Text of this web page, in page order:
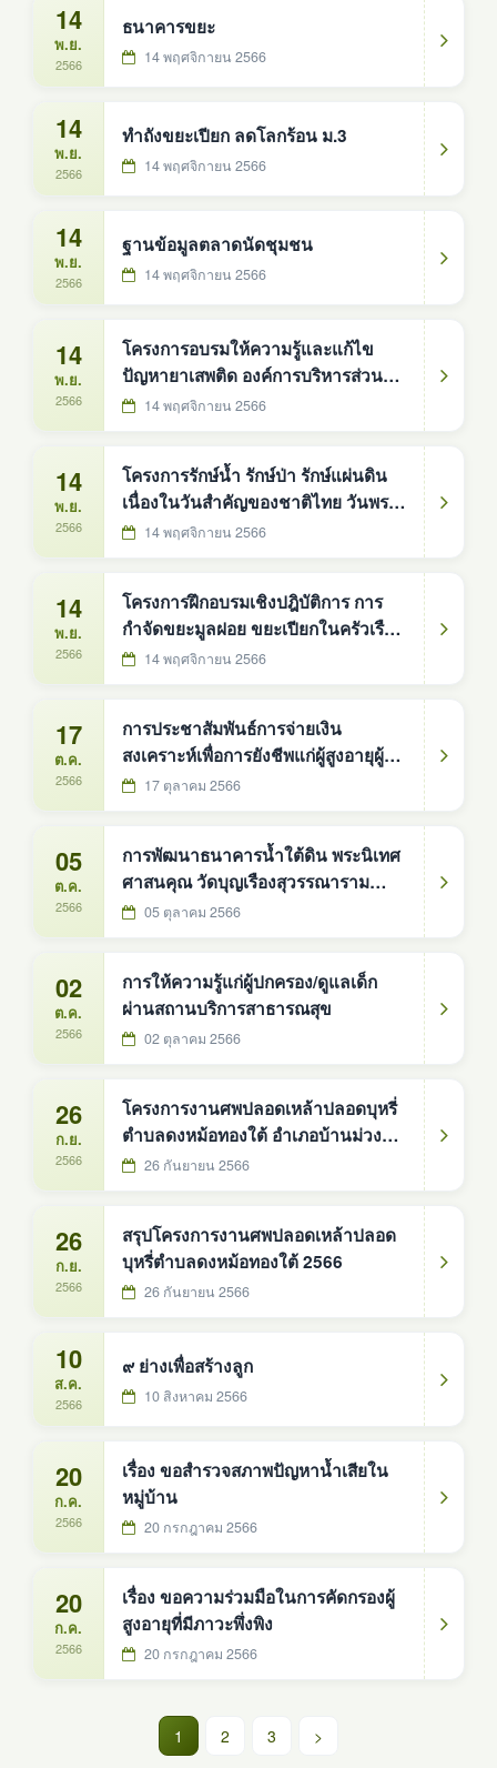
14
พ.ย.
2566
ธนาคารขยะ
14 พฤศจิกายน 2566
14
พ.ย.
2566
ทำถังขยะเปียก ลดโลกร้อน ม.3
14 พฤศจิกายน 2566
14
พ.ย.
2566
ฐานข้อมูลตลาดนัดชุมชน
14 พฤศจิกายน 2566
14
พ.ย.
2566
โครงการอบรมให้ความรู้และแก้ไข
ปัญหายาเสพติด องค์การบริหารส่วน
ตำบลดงหม้อทองใต้
14 พฤศจิกายน 2566
14
พ.ย.
2566
โครงการรักษ์น้ำ รักษ์ป่า รักษ์แผ่นดิน
เนื่องในวันสำคัญของชาติไทย วันพระ
บาทสมเด็จพระปกเกล้าเจ้าอยู่หัว แระ
14 พฤศจิกายน 2566
14
พ.ย.
2566
โครงการฝึกอบรมเชิงปฎิบัติการ การ
กำจัดขยะมูลฝอย ขยะเปียกในครัวเรือน
ปีงบประมาณ 2566
14 พฤศจิกายน 2566
17
ต.ค.
2566
การประชาสัมพันธ์การจ่ายเงิน
สงเคราะห์เพื่อการยังชีพแก่ผู้สูงอายุผู้ที่มี
รายได้น้อย ที่ได้รับสิทธิ์ ในโครงการลง
17 ตุลาคม 2566
05
ต.ค.
2566
การพัฒนาธนาคารน้ำใต้ดิน พระนิเทศ
ศาสนคุณ วัดบุญเรืองสุวรรณาราม
จังหวัดหนองคาย
05 ตุลาคม 2566
02
ต.ค.
2566
การให้ความรู้แก่ผู้ปกครอง/ดูแลเด็ก
ผ่านสถานบริการสาธารณสุข
02 ตุลาคม 2566
26
ก.ย.
2566
โครงการงานศพปลอดเหล้าปลอดบุหรี่
ตำบลดงหม้อทองใต้ อำเภอบ้านม่วง
จังหวัดสกลนคร
26 กันยายน 2566
26
ก.ย.
2566
สรุปโครงการงานศพปลอดเหล้าปลอด
บุหรี่ตำบลดงหม้อทองใต้ 2566
26 กันยายน 2566
10
ส.ค.
2566
๙ ย่างเพื่อสร้างลูก
10 สิงหาคม 2566
20
ก.ค.
2566
เรื่อง ขอสำรวจสภาพปัญหาน้ำเสียใน
หมู่บ้าน
20 กรกฎาคม 2566
20
ก.ค.
2566
เรื่อง ขอความร่วมมือในการคัดกรองผู้
สูงอายุที่มีภาวะพึ่งพิง
20 กรกฎาคม 2566
1 (current)
2 3 >